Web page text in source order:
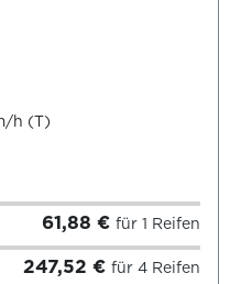
h (T)
61,88 € für 1 Reifen
247,52 € für 4 Reifen